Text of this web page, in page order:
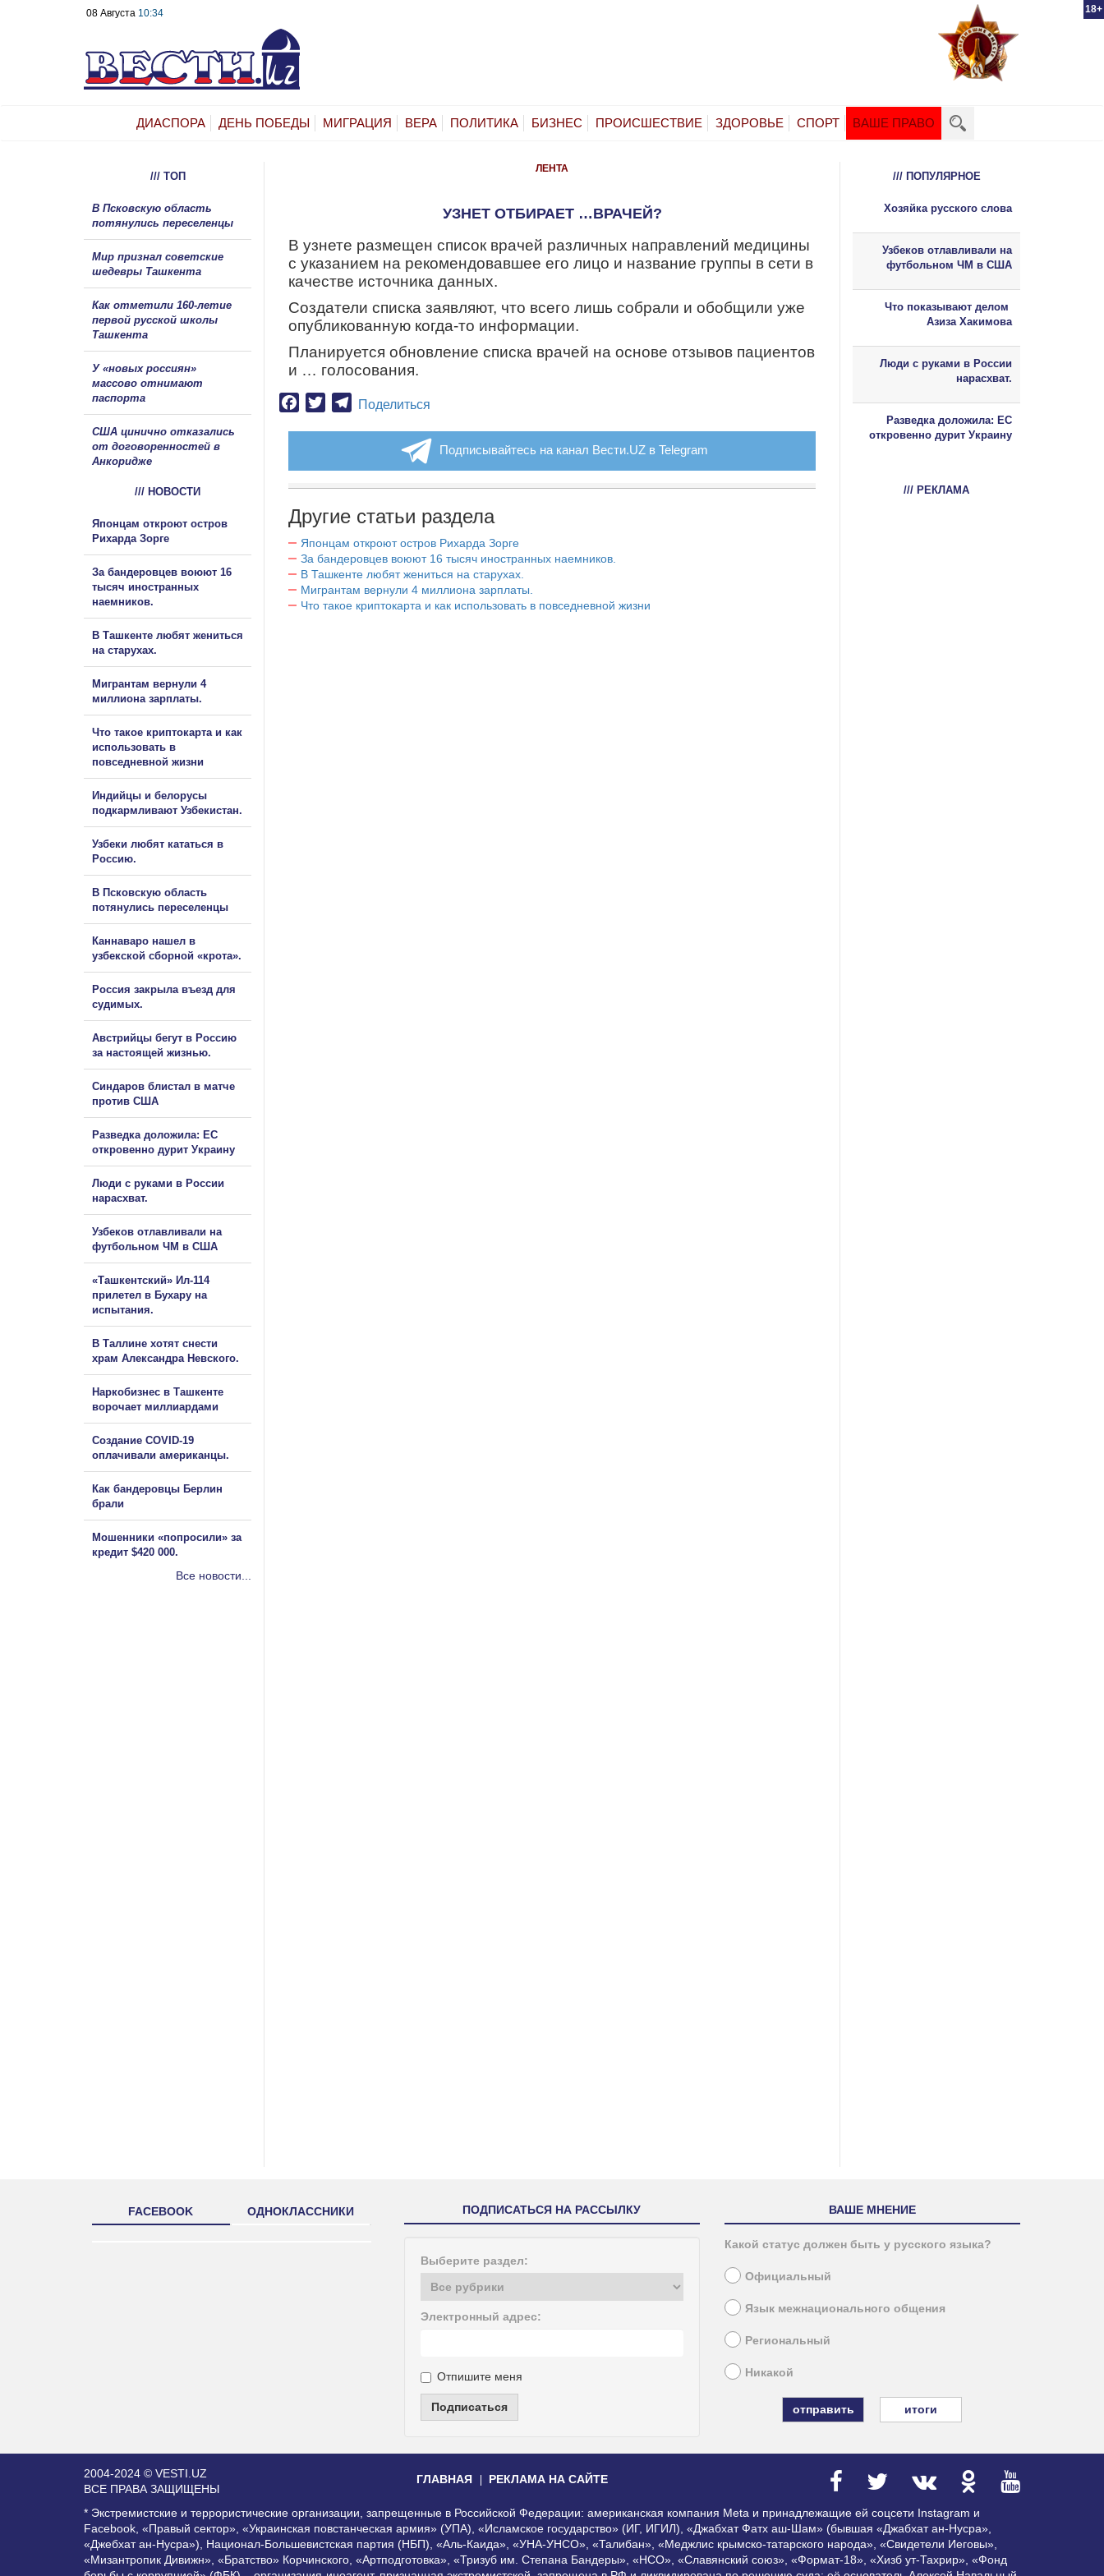
18+
08 Августа 10:34
ДИАСПОРА ДЕНЬ ПОБЕДЫ МИГРАЦИЯ ВЕРА ПОЛИТИКА БИЗНЕС ПРОИСШЕСТВИЕ ЗДОРОВЬЕ СПОРТ ВАШЕ ПРАВО
ЛЕНТА
УЗНЕТ ОТБИРАЕТ …ВРАЧЕЙ?
В узнете размещен список врачей различных направлений медицины
с указанием на рекомендовавшее его лицо и название группы в сети в
качестве источника данных.
Создатели списка заявляют, что всего лишь собрали и обобщили уже
опубликованную когда-то информации.
Планируется обновление списка врачей на основе отзывов пациентов
и … голосования.
Facebook
TwitterTelegram
Поделиться
Подписывайтесь на канал Вести.UZ в Telegram
Другие статьи раздела
Японцам откроют остров Рихарда Зорге
За бандеровцев воюют 16 тысяч иностранных наемников.
В Ташкенте любят жениться на старухах.
Мигрантам вернули 4 миллиона зарплаты.
Что такое криптокарта и как использовать в повседневной жизни
/// ТОП
В Псковскую область
потянулись переселенцы
Мир признал советские
шедевры Ташкента
Как отметили 160-летие
первой русской школы
Ташкента
У «новых россиян»
массово отнимают
паспорта
США цинично отказались
от договоренностей в
Анкоридже
/// НОВОСТИ
Японцам откроют остров
Рихарда Зорге
За бандеровцев воюют 16
тысяч иностранных
наемников.
В Ташкенте любят жениться
на старухах.
Мигрантам вернули 4
миллиона зарплаты.
Что такое криптокарта и как
использовать в
повседневной жизни
Индийцы и белорусы
подкармливают Узбекистан.
Узбеки любят кататься в
Россию.
В Псковскую область
потянулись переселенцы
Каннаваро нашел в
узбекской сборной «крота».
Россия закрыла въезд для
судимых.
Австрийцы бегут в Россию
за настоящей жизнью.
Синдаров блистал в матче
против США
Разведка доложила: ЕС
откровенно дурит Украину
Люди с руками в России
нарасхват.
Узбеков отлавливали на
футбольном ЧМ в США
«Ташкентский» Ил-114
прилетел в Бухару на
испытания.
В Таллине хотят снести
храм Александра Невского.
Наркобизнес в Ташкенте
ворочает миллиардами
Создание COVID-19
оплачивали американцы.
Как бандеровцы Берлин
брали
Мошенники «попросили» за
кредит $420 000.
Все новости...
/// ПОПУЛЯРНОЕ
Хозяйка русского слова
Узбеков отлавливали на
футбольном ЧМ в США
Что показывают делом
Азиза Хакимова
Люди с руками в России
нарасхват.
Разведка доложила: ЕС
откровенно дурит Украину
/// РЕКЛАМА
FACEBOOK ОДНОКЛАССНИКИ ПОДПИСАТЬСЯ НА РАССЫЛКУ
Выберите раздел:
Электронный адрес:
Отпишите меня
Подписаться
ВАШЕ МНЕНИЕ
Какой статус должен быть у русского языка?
Официальный
Язык межнационального общения
Региональный
Никакой
итоги
2004-2024 © VESTI.UZ
ВСЕ ПРАВА ЗАЩИЩЕНЫ
ГЛАВНАЯ РЕКЛАМА НА САЙТЕ
* Экстремистские и террористические организации, запрещенные в Российской Федерации: американская компания Meta и принадлежащие ей соцсети Instagram и
Facebook, «Правый сектор», «Украинская повстанческая армия» (УПА), «Исламское государство» (ИГ, ИГИЛ), «Джабхат Фатх аш-Шам» (бывшая «Джабхат ан-Нусра»,
«Джебхат ан-Нусра»), Национал-Большевистская партия (НБП), «Аль-Каида», «УНА-УНСО», «Талибан», «Меджлис крымско-татарского народа», «Свидетели Иеговы»,
«Мизантропик Дивижн», «Братство» Корчинского, «Артподготовка», «Тризуб им. Степана Бандеры», «НСО», «Славянский союз», «Формат-18», «Хизб ут-Тахрир», «Фонд